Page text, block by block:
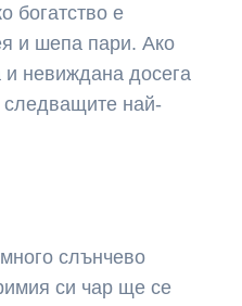
богатство е
и шепа пари. Ако
и невиждана досега
най-
слънчево
си чар ще се